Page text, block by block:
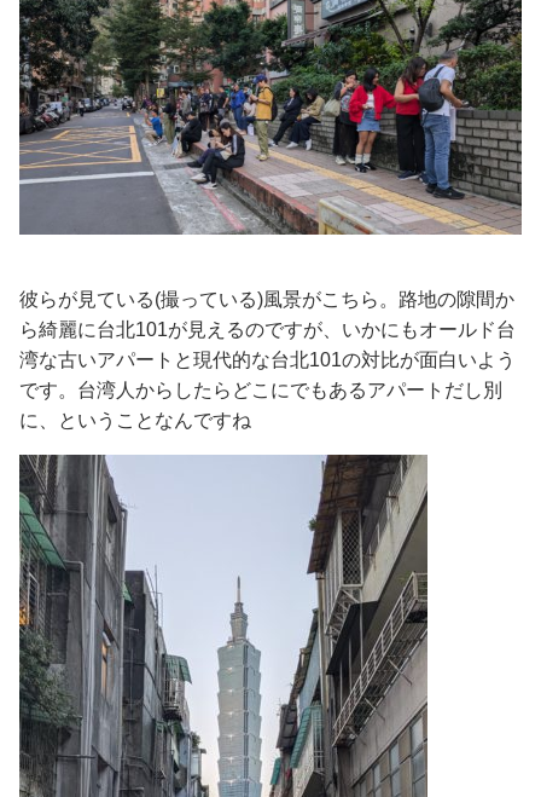
彼らが見ている(撮っている)風景がこちら。路地の隙間か
ら綺麗に台北101が見えるのですが、いかにもオールド台
湾な古いアパートと現代的な台北101の対比が面白いよう
です。台湾人からしたらどこにでもあるアパートだし別
に、ということなんですね